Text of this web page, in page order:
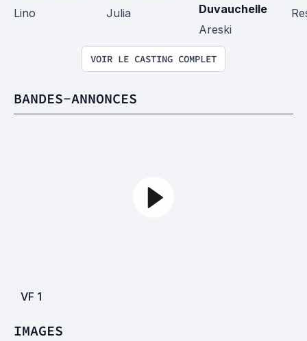
Lino
Julia
Duvauchelle
Areski
VOIR LE CASTING COMPLET
BANDES-ANNONCES
VF 1
IMAGES